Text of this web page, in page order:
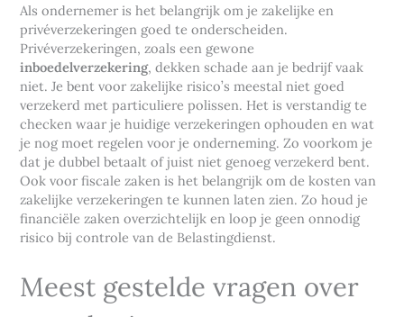
Als ondernemer is het belangrijk om je zakelijke en
privéverzekeringen goed te onderscheiden.
Privéverzekeringen, zoals een gewone
inboedelverzekering, dekken schade aan je bedrijf vaak
niet. Je bent voor zakelijke risico’s meestal niet goed
verzekerd met particuliere polissen. Het is verstandig te
checken waar je huidige verzekeringen ophouden en wat
je nog moet regelen voor je onderneming. Zo voorkom je
dat je dubbel betaalt of juist niet genoeg verzekerd bent.
Ook voor fiscale zaken is het belangrijk om de kosten van
zakelijke verzekeringen te kunnen laten zien. Zo houd je
financiële zaken overzichtelijk en loop je geen onnodig
risico bij controle van de Belastingdienst.
Meest gestelde vragen over